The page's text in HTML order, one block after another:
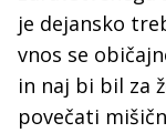
je dejansko
vnos se
in naj bi bil za
povečati